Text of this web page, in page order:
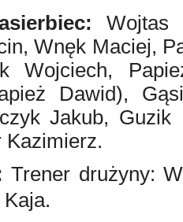
Wojtas
Wnęk Maciej,
Wojciech,
Dawid),
Jakub, Guzik
Kazimierz.
Trener drużyny: